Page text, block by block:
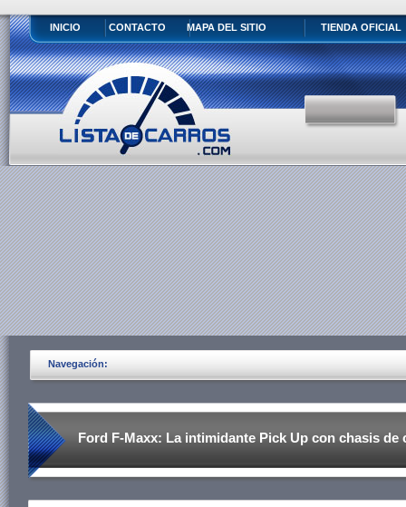
INICIO CONTACTO MAPA DEL SITIO TIENDA OFICIAL
Navegación:
Ford F-Maxx: La intimidante Pick Up con chasis de